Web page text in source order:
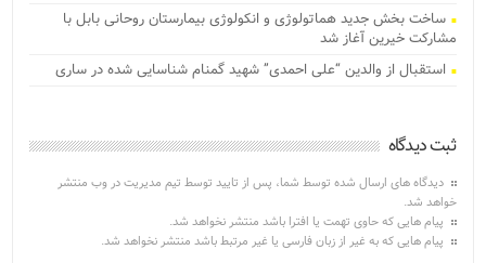
ساخت بخش جدید هماتولوژی و انکولوژی بیمارستان روحانی بابل با
مشارکت خیرین آغاز شد
استقبال از والدین “علی احمدی” شهید گمنام شناسایی شده در ساری
ثبت دیدگاه
دیدگاه های ارسال شده توسط شما، پس از تایید توسط تیم مدیریت در وب منتشر
خواهد شد.
پیام هایی که حاوی تهمت یا افترا باشد منتشر نخواهد شد.
پیام هایی که به غیر از زبان فارسی یا غیر مرتبط باشد منتشر نخواهد شد.